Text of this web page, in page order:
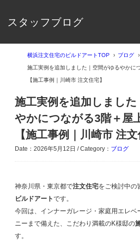
スタッフブログ
横浜注文住宅のビルドアートTOP ブログ
施工実例を追加しました｜空間がゆるやかに
【施工事例｜川崎市 注文住宅】
施工実例を追加しました
やかにつながる3階＋屋
【施工事例｜川崎市 注文
Date：2026年5月12日 / Category： ブログ
神奈川県・東京都で注文住宅をご検討中の
ビルドアートです。
今回は、インナーガレージ・家庭用エレベ
ニーまで備えた、こだわり満載のK様邸の
す。